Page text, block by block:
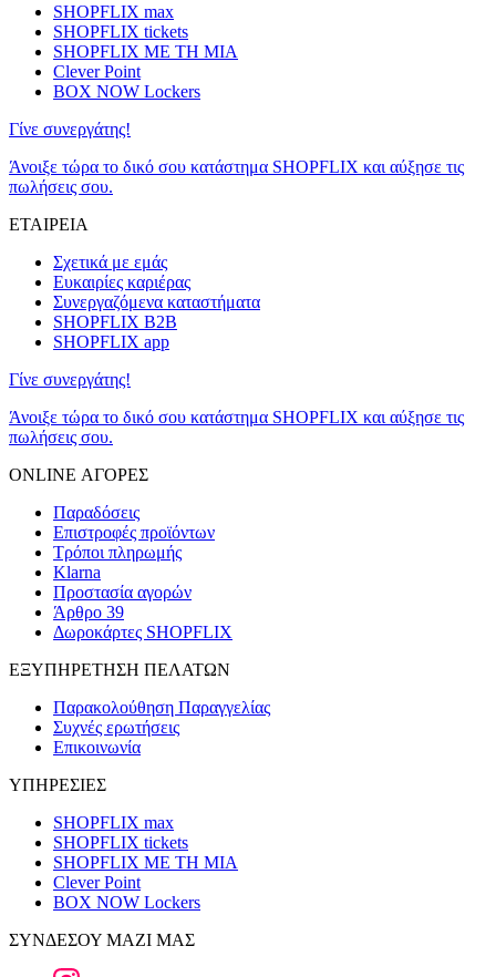
SHOPFLIX max
SHOPFLIX tickets
SHOPFLIX ΜΕ ΤΗ ΜΙΑ
Clever Point
BOX NOW Lockers
Γίνε συνεργάτης!
Άνοιξε τώρα το δικό σου κατάστημα SHOPFLIX και αύξησε τις
πωλήσεις σου.
ΕΤΑΙΡΕΙΑ
Σχετικά με εμάς
Ευκαιρίες καριέρας
Συνεργαζόμενα καταστήματα
SHOPFLIX B2B
SHOPFLIX app
Γίνε συνεργάτης!
Άνοιξε τώρα το δικό σου κατάστημα SHOPFLIX και αύξησε τις
πωλήσεις σου.
ONLINE ΑΓΟΡΕΣ
Παραδόσεις
Επιστροφές προϊόντων
Τρόποι πληρωμής
Klarna
Προστασία αγορών
Άρθρο 39
Δωροκάρτες SHOPFLIX
ΕΞΥΠΗΡΕΤΗΣΗ ΠΕΛΑΤΩΝ
Παρακολούθηση Παραγγελίας
Συχνές ερωτήσεις
Επικοινωνία
ΥΠΗΡΕΣΙΕΣ
SHOPFLIX max
SHOPFLIX tickets
SHOPFLIX ΜΕ ΤΗ ΜΙΑ
Clever Point
BOX NOW Lockers
ΣΥΝΔΕΣΟΥ ΜΑΖΙ ΜΑΣ